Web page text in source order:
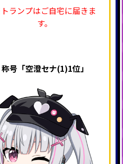
ランプはご自宅に届きま
す。
称号「空澄セナ(1)1位」